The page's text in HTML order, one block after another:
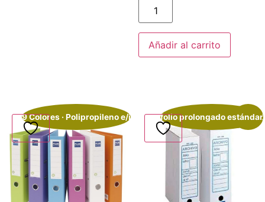
Añadir al carrito
9 Colores · Polipropileno e/i ¡Oferta!
folio prolongado estándar